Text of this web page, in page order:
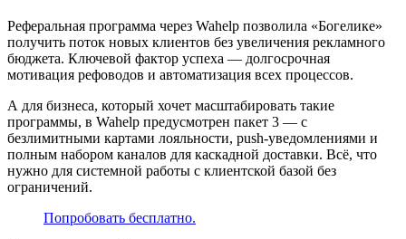
Реферальная программа через Wahelp позволила «Богелике»
получить поток новых клиентов без увеличения рекламного
бюджета. Ключевой фактор успеха — долгосрочная
мотивация рефоводов и автоматизация всех процессов.
А для бизнеса, который хочет масштабировать такие
программы, в Wahelp предусмотрен пакет 3 — с
безлимитными картами лояльности, push-уведомлениями и
полным набором каналов для каскадной доставки. Всё, что
нужно для системной работы с клиентской базой без
ограничений.
Попробовать бесплатно.